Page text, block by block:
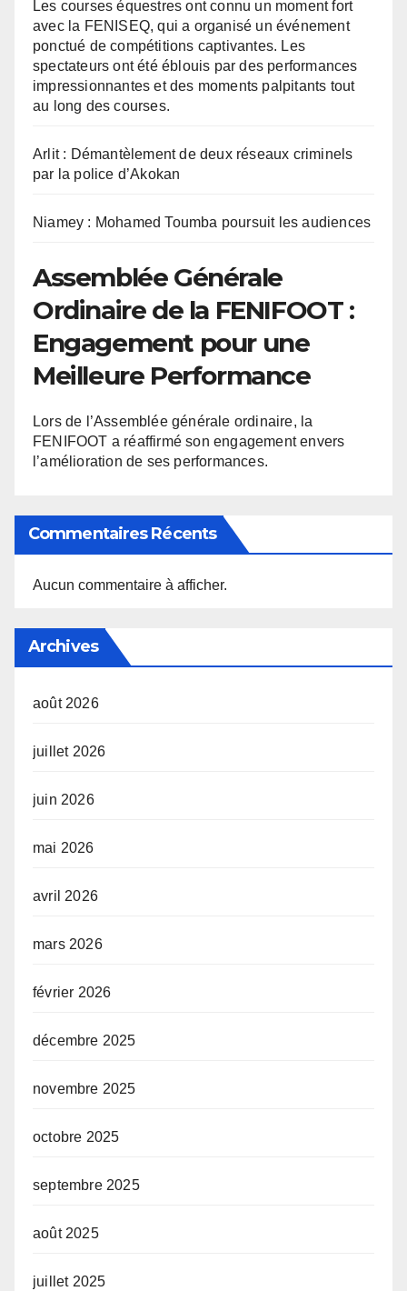
Les courses équestres ont connu un moment fort
avec la FENISEQ, qui a organisé un événement
ponctué de compétitions captivantes. Les
spectateurs ont été éblouis par des performances
impressionnantes et des moments palpitants tout
au long des courses.
Arlit : Démantèlement de deux réseaux criminels
par la police d’Akokan
Niamey : Mohamed Toumba poursuit les audiences
Assemblée Générale
Ordinaire de la FENIFOOT :
Engagement pour une
Meilleure Performance
Lors de l’Assemblée générale ordinaire, la
FENIFOOT a réaffirmé son engagement envers
l’amélioration de ses performances.
Commentaires Récents
Aucun commentaire à afficher.
Archives
août 2026
juillet 2026
juin 2026
mai 2026
avril 2026
mars 2026
février 2026
décembre 2025
novembre 2025
octobre 2025
septembre 2025
août 2025
juillet 2025